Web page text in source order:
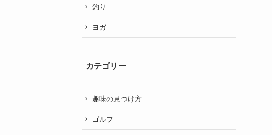
釣り
ヨガ
カテゴリー
趣味の見つけ方
ゴルフ